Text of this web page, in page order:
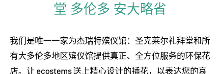
堂 多伦多 安大略省
我们是唯一一家为杰瑞特殡仪馆：圣克莱尔礼拜堂和所
有大多伦多地区殡仪馆提供真正、全方位服务的环保花
店。让 ecostems 送上精心设计的插花，以表达您的哀